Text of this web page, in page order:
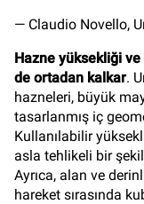
— Claudio Novello,
Hazne yüksekliği
de ortadan kalkar.
hazneleri, büyük
tasarlanmış iç
Kullanılabilir
asla tehlikeli bir
Ayrıca, alan ve
hareket sırasında